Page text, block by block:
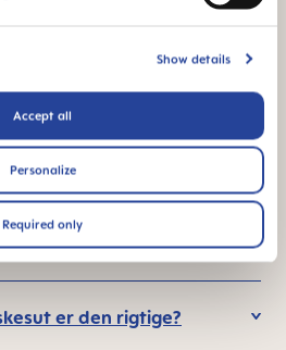
Show details
Accept all
Personalize
Required only
MAM flaskesutter?
af mad i flasken:
på?
er den rigtige?